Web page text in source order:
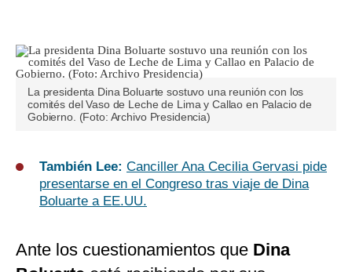
La presidenta Dina Boluarte sostuvo una reunión con los
comités del Vaso de Leche de Lima y Callao en Palacio de
Gobierno. (Foto: Archivo Presidencia)
También Lee: Canciller Ana Cecilia Gervasi pide
presentarse en el Congreso tras viaje de Dina
Boluarte a EE.UU.
Ante los cuestionamientos que Dina